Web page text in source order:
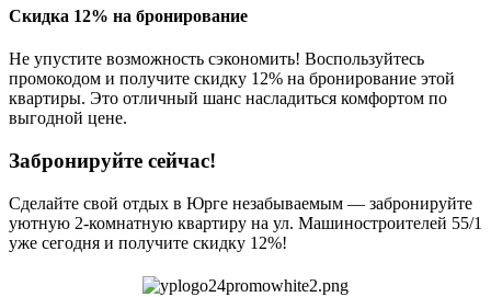
Скидка 12% на бронирование
Не упустите возможность сэкономить! Воспользуйтесь
промокодом и получите скидку 12% на бронирование этой
квартиры. Это отличный шанс насладиться комфортом по
выгодной цене.
Забронируйте сейчас!
Сделайте свой отдых в Юрге незабываемым — забронируйте
уютную 2-комнатную квартиру на ул. Машиностроителей 55/1
уже сегодня и получите скидку 12%!